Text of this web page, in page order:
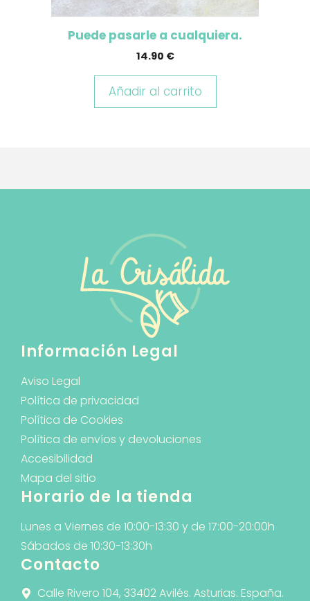
Puede pasarle a cualquiera.
14.90 €
Añadir al carrito
Información Legal
Aviso Legal
Política de privacidad
Política de Cookies
Política de envíos y devoluciones
Accesibilidad
Mapa del sitio
Horario de la tienda
Lunes a Viernes de 10:00-13:30 y de 17:00-20:00h
Sábados de 10:30-13:30h
Contacto
Calle Rivero 104, 33402 Avilés. Asturias. España.